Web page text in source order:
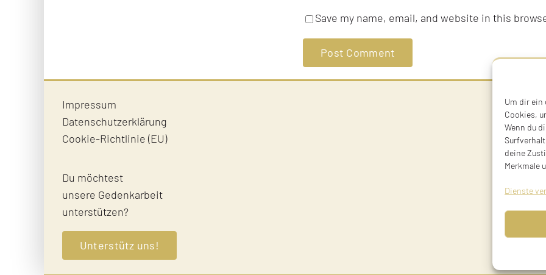
Um dir ein
Cookies,
Wenn du
deine
Merkmale
Dienste
Save my name, email, and website in this
Impressum
Datenschutzerklärung
Cookie-Richtlinie (EU)
Du möchtest
unsere Gedenkarbeit
unterstützen?
Unterstütz uns!